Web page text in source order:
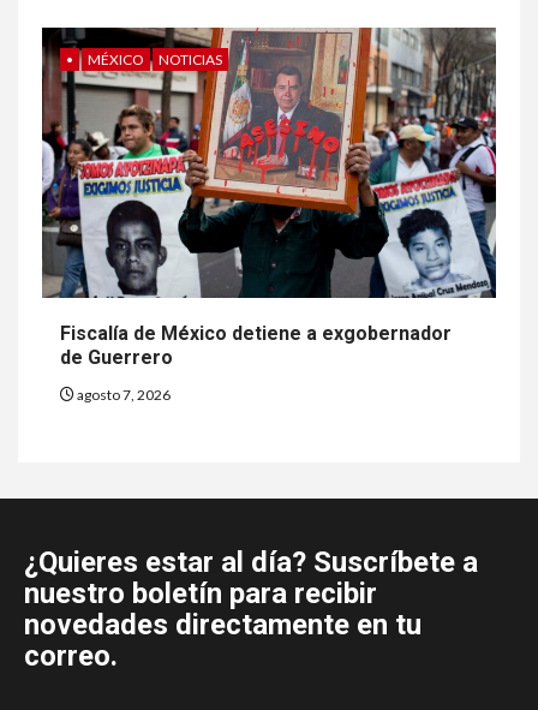
• MÉXICO NOTICIAS
Fiscalía de México detiene a exgobernador
de Guerrero
agosto 7, 2026
¿Quieres estar al día? Suscríbete a
nuestro boletín para recibir
novedades directamente en tu
correo.